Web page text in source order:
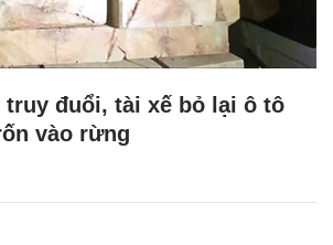
truy đuổi, tài xế bỏ lại ô tô
vào rừng